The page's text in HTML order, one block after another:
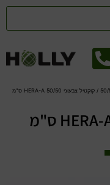
/ קוקטיל צבעוני HERA-A 50/50 ס"מ